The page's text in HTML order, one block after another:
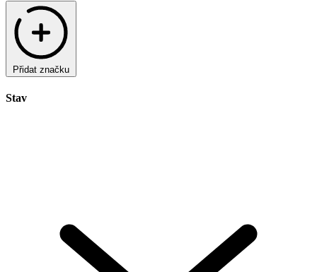
Přidat značku
Stav